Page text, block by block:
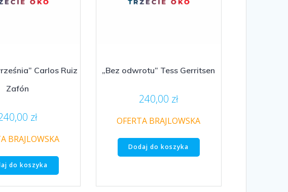
Carlos Ruiz
Zafón
zł
BRAJLOWSKA
do koszyka
„Bez odwrotu” Tess Gerritsen
240,00 zł
OFERTA BRAJLOWSKA
Dodaj do koszyka